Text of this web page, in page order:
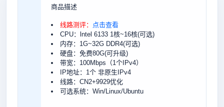
商品描述
线路测评：
点击查看
CPU：lntel 6133 1核~16核(可选)
内存：1G~32G DDR4(可选)
硬盘：免费80G(可升级)
带宽：100Mbps（1个IPv4）
IP地址：1个 非原生IPv4
线路：CN2+9929优化
可选系统：Win/Linux/Ubuntu